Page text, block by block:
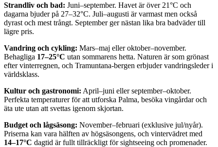
Strandliv och bad: Juni–september. Havet är över 21°C och
dagarna bjuder på 27–32°C. Juli–augusti är varmast men också
dyrast och mest trångt. September ger nästan lika bra badväder till
lägre pris.
Vandring och cykling: Mars–maj eller oktober–november.
Behagliga 17–25°C utan sommarens hetta. Naturen är som grönast
efter vinterregnen, och Tramuntana-bergen erbjuder vandringsleder i
världsklass.
Kultur och gastronomi: April–juni eller september–oktober.
Perfekta temperaturer för att utforska Palma, besöka vingårdar och
äta ute utan att svettas igenom skjortan.
Budget och lågsäsong: November–februari (exklusive jul/nyår).
Priserna kan vara hälften av högsäsongens, och vintervädret med
14–17°C dagtid är fullt tillräckligt för sightseeing och promenader.